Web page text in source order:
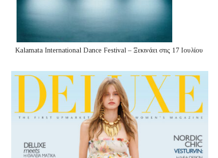
Kalamata International Dance Festival – Ξεκινάει στις 17 Ιουλίου